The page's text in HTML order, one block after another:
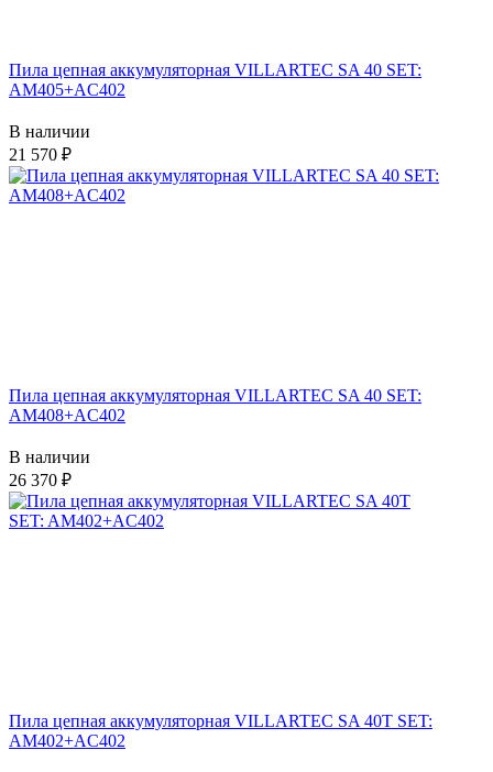
Пила цепная аккумуляторная VILLARTEC SA 40 SET:
AM405+AC402
В наличии
21 570
Пила цепная аккумуляторная VILLARTEC SA 40 SET:
AM408+AC402
В наличии
26 370
Пила цепная аккумуляторная VILLARTEC SA 40T SET:
AM402+AC402